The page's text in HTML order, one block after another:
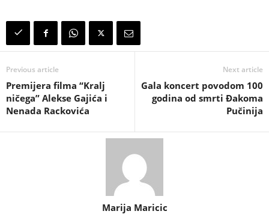
Previous article
Premijera filma “Kralj
ničega” Alekse Gajića i
Nenada Rackovića
Next article
Gala koncert povodom 100
godina od smrti Đakoma
Pučinija
Marija Maricic